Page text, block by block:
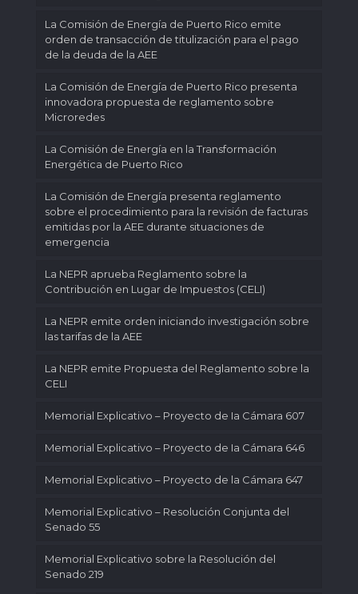
La Comisión de Energía de Puerto Rico emite
orden de transacción de titulización para el pago
de la deuda de la AEE
La Comisión de Energía de Puerto Rico presenta
innovadora propuesta de reglamento sobre
Microredes
La Comisión de Energía en la Transformación
Energética de Puerto Rico
La Comisión de Energía presenta reglamento
sobre el procedimiento para la revisión de facturas
emitidas por la AEE durante situaciones de
emergencia
La NEPR aprueba Reglamento sobre la
Contribución en Lugar de Impuestos (CELI)
La NEPR emite orden iniciando investigación sobre
las tarifas de la AEE
La NEPR emite Propuesta del Reglamento sobre la
CELI
Memorial Explicativo – Proyecto de Ia Cámara 607
Memorial Explicativo – Proyecto de Ia Cámara 646
Memorial Explicativo – Proyecto de la Cámara 647
Memorial Explicativo – Resolución Conjunta del
Senado 55
Memorial Explicativo sobre la Resolución del
Senado 219